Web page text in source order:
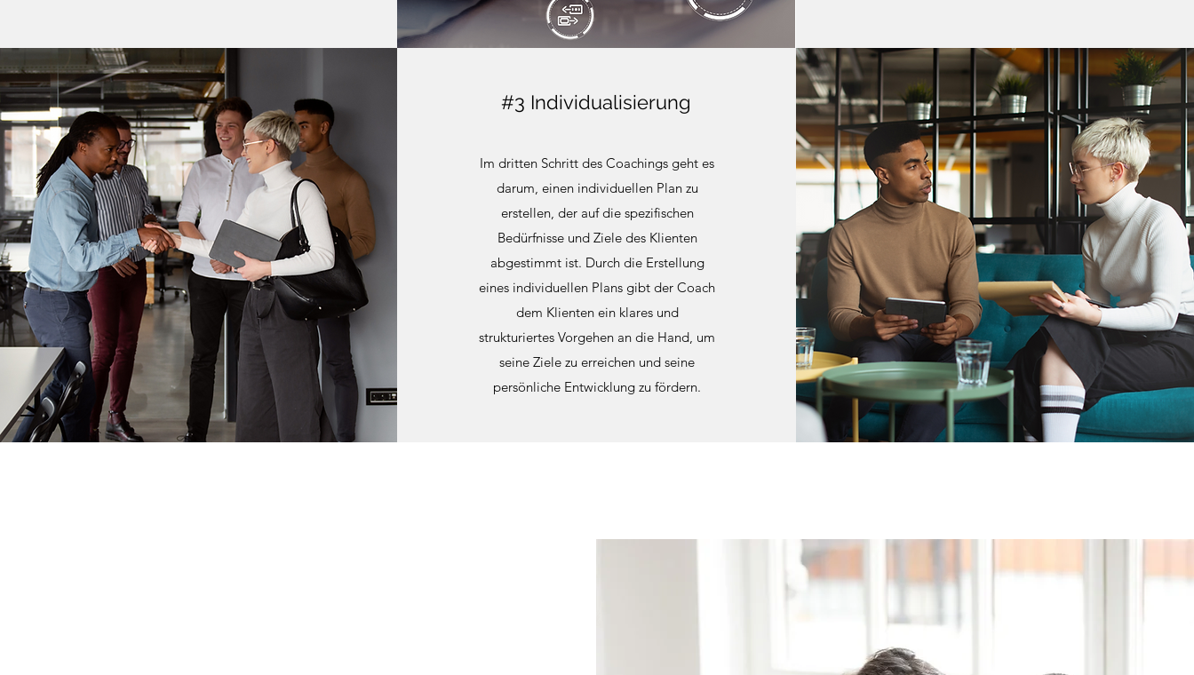
#3 Individualisierung
Im dritten Schritt des Coachings geht es
darum, einen individuellen Plan zu
erstellen, der auf die spezifischen
Bedürfnisse und Ziele des Klienten
abgestimmt ist. Durch die Erstellung
eines individuellen Plans gibt der Coach
dem Klienten ein klares und
strukturiertes Vorgehen an die Hand, um
seine Ziele zu erreichen und seine
persönliche Entwicklung zu fördern.